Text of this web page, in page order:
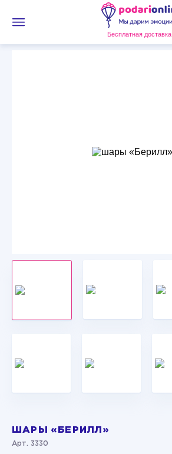
Бесплатная доставка
ШАРЫ «БЕРИЛЛ»
Арт. 3330